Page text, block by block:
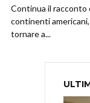
Continua il racconto
continenti
tornare a...